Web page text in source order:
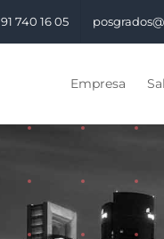
91 740 16 05
Empresa